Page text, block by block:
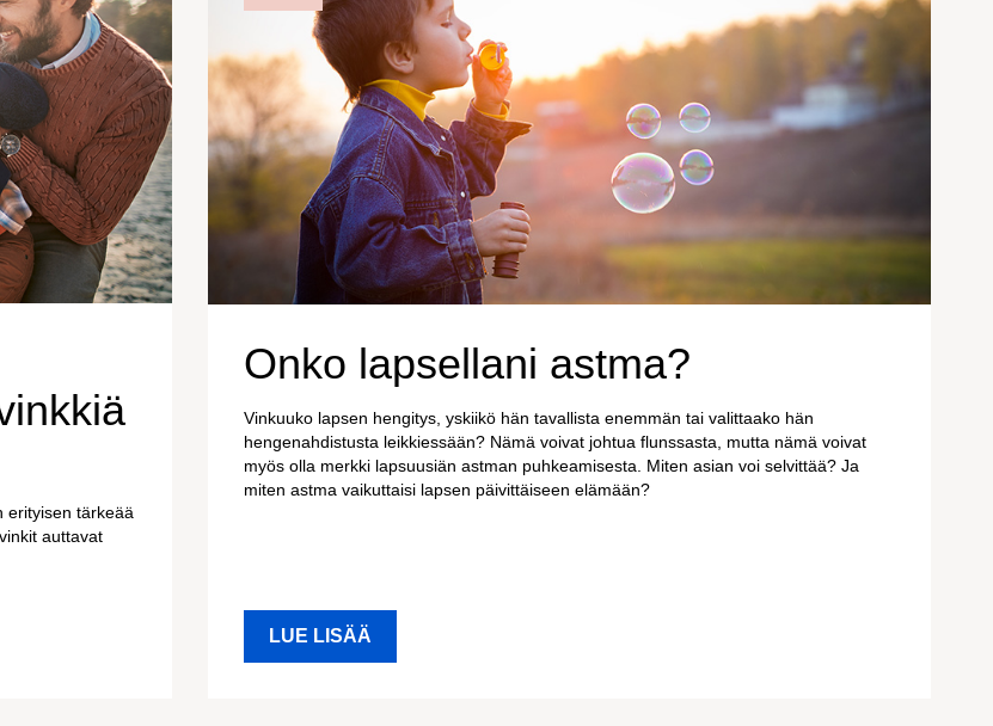
erityisen tärkeää
auttavat
Onko lapsellani astma?
Vinkuuko lapsen hengitys, yskiikö hän tavallista enemmän tai valittaako hän
hengenahdistusta leikkiessään? Nämä voivat johtua flunssasta, mutta nämä voivat
myös olla merkki lapsuusiän astman puhkeamisesta. Miten asian voi selvittää? Ja
miten astma vaikuttaisi lapsen päivittäiseen elämään?
LUE LISÄÄ